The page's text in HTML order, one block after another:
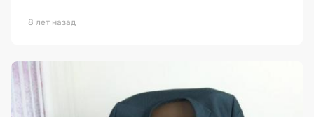
8 лет назад